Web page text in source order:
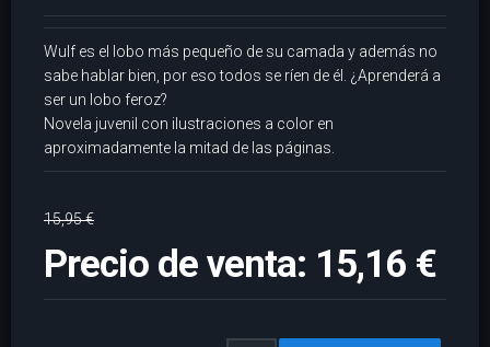
Wulf es el lobo más pequeño de su camada y además no
sabe hablar bien, por eso todos se ríen de él. ¿Aprenderá a
ser un lobo feroz?
Novela juvenil con ilustraciones a color en
aproximadamente la mitad de las páginas.
15,95 €
Precio de venta: 15,16 €